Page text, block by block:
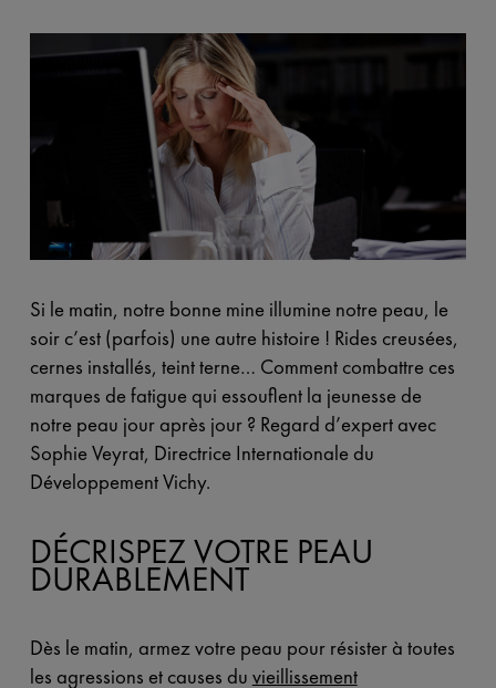
Si le matin, notre bonne mine illumine notre peau, le
soir c’est (parfois) une autre histoire ! Rides creusées,
cernes installés, teint terne… Comment combattre ces
marques de fatigue qui essouflent la jeunesse de
notre peau jour après jour ? Regard d’expert avec
Sophie Veyrat, Directrice Internationale du
Développement Vichy.
DÉCRISPEZ VOTRE PEAU
DURABLEMENT
Dès le matin, armez votre peau pour résister à toutes
les agressions et causes du vieillissement